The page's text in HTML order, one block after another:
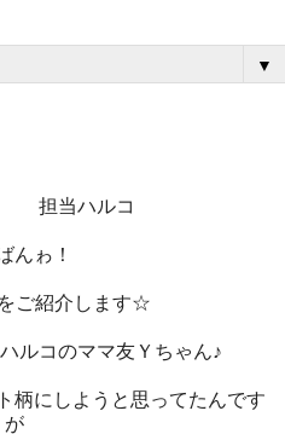
▼
担当ハルコ
んゎ！
ご紹介します☆
ルコのママ友Ｙちゃん♪
柄にしようと思ってたんです
が